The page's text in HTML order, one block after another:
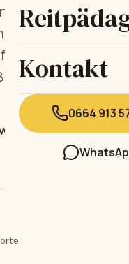
Kontakt
0664 913
oder
60 Minuten,
—
anfragen